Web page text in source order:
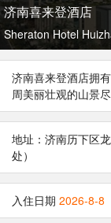
济南喜来登酒店
Sheraton Hotel
济南喜来登酒店拥
周美丽壮观的山景
地址：济南历下区
处）
入住日期 2026-8-8